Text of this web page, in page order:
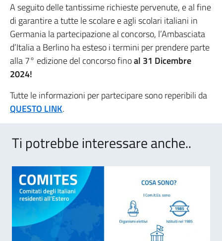
A seguito delle tantissime richieste pervenute, e al fine
di garantire a tutte le scolare e agli scolari italiani in
Germania la partecipazione al concorso, l’Ambasciata
d’Italia a Berlino ha esteso i termini per prendere parte
alla 7° edizione del concorso finoal 31 Dicembre
2024!
Tutte le informazioni per partecipare sono reperibili da
QUESTO LINK.
Ti potrebbe interessare anche..